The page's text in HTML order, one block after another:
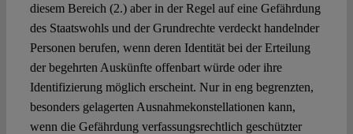
diesem Bereich (2.) aber in der Regel auf eine Gefährdung
des Staatswohls und der Grundrechte verdeckt handelnder
Personen berufen, wenn deren Identität bei der Erteilung
der begehrten Auskünfte offenbart würde oder ihre
Identifizierung möglich erscheint. Nur in eng begrenzten,
besonders gelagerten Ausnahmekonstellationen kann,
wenn die Gefährdung verfassungsrechtlich geschützter